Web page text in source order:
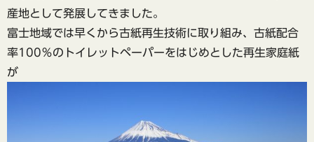
産地として発展してきました。
富士地域では早くから古紙再生技術に取り組み、古紙配合
率100％のトイレットペーパーをはじめとした再生家庭紙
が